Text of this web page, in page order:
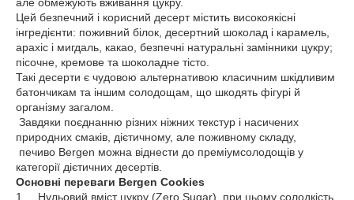
Цей безпечний і корисний десерт містить високоякісні
інгредієнти: поживний білок, десертний шоколад і карамель,
арахіс і мигдаль, какао, безпечні натуральні замінники цукру;
пісочне, кремове та шоколадне тісто.
Такі десерти є чудовою альтернативою класичним шкідливим
батончикам та іншим солодощам, що шкодять фігурі й
організму загалом.
Завдяки поєднанню різних ніжних текстур і насичених
природних смаків, дієтичному, але поживному складу,
печиво Bergen можна віднести до преміумсолодощів у
категорії дієтичних десертів.
Основні переваги Bergen Cookies
1. Нульовий вміст цукру (Zero Sugar), при цьому солодкість